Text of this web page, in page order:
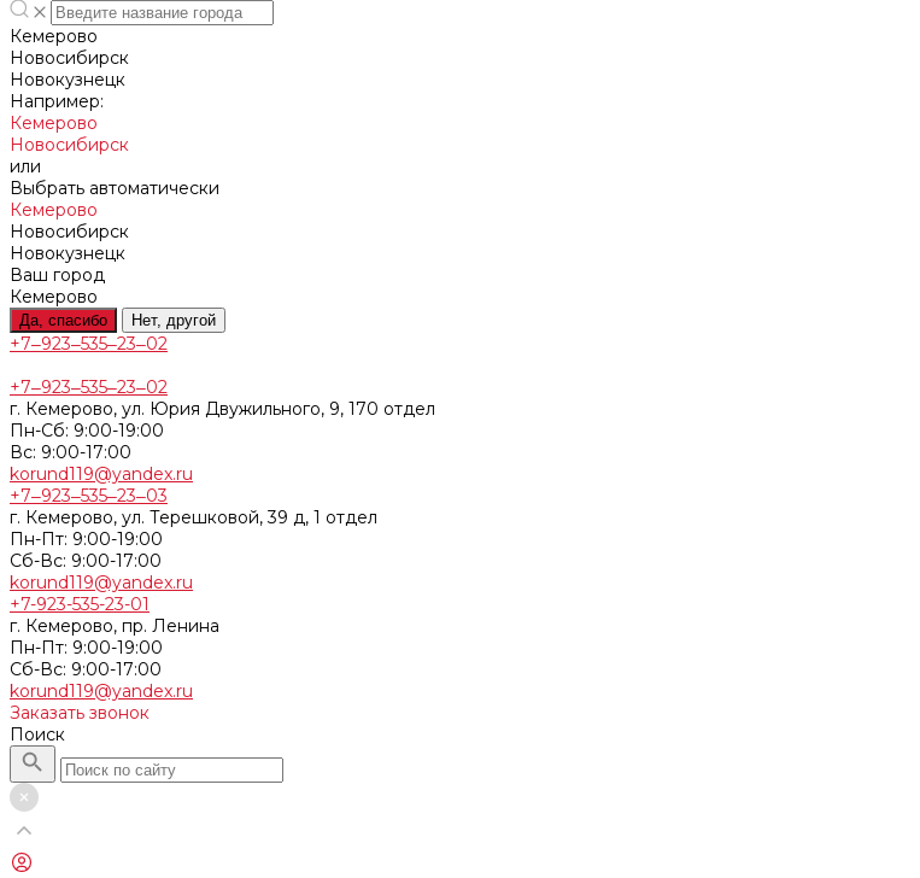
Кемерово
Новосибирск
Новокузнецк
Например:
Кемерово
Новосибирск
или
Выбрать автоматически
Кемерово
Новосибирск
Новокузнецк
Ваш город
Кемерово
Да, спасибо Нет, другой
+7‒923‒535‒23‒02
+7‒923‒535‒23‒02
г. Кемерово, ул. Юрия Двужильного, 9, 170 отдел
Пн-Сб: 9:00-19:00
Вс: 9:00-17:00
korund119@yandex.ru
+7‒923‒535‒23‒03
г. Кемерово, ул. Терешковой, 39 д, 1 отдел
Пн-Пт: 9:00-19:00
Cб-Вс: 9:00-17:00
korund119@yandex.ru
+7-923-535-23-01
г. Кемерово, пр. Ленина
Пн-Пт: 9:00-19:00
Cб-Вс: 9:00-17:00
korund119@yandex.ru
Заказать звонок
Поиск